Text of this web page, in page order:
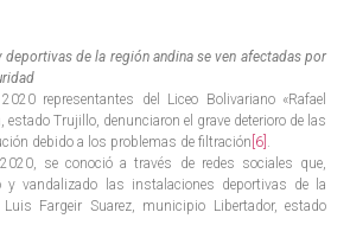
de la región andina se ven afectadas por
representantes del Liceo Bolivariano «Rafael
estado Trujillo, denunciaron el grave deterioro de las
debido a los problemas de filtración [6] .
se conoció a través de redes sociales que,
y vandalizado las instalaciones deportivas de la
Fargeir Suarez, municipio Libertador, estado